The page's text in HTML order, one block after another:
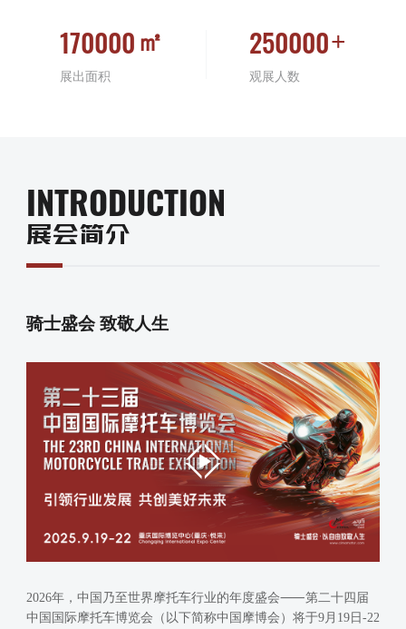
170000 ㎡
展出面积
250000+
观展人数
INTRODUCTION
展会简介
骑士盛会 致敬人生
2026年，中国乃至世界摩托车行业的年度盛会⸺第二十四届
中国国际摩托车博览会（以下简称中国摩博会）将于9月19日-22